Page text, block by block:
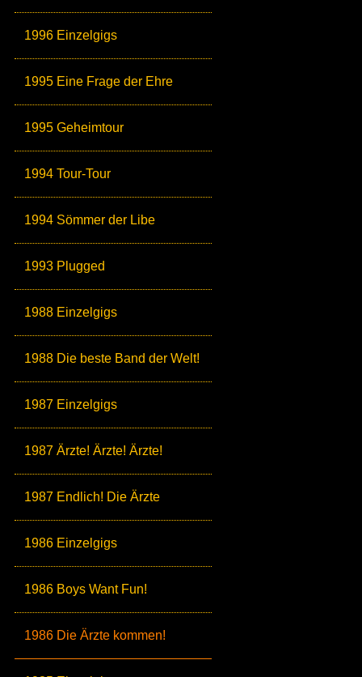
1996 Einzelgigs
1995 Eine Frage der Ehre
1995 Geheimtour
1994 Tour-Tour
1994 Sömmer der Libe
1993 Plugged
1988 Einzelgigs
1988 Die beste Band der Welt!
1987 Einzelgigs
1987 Ärzte! Ärzte! Ärzte!
1987 Endlich! Die Ärzte
1986 Einzelgigs
1986 Boys Want Fun!
1986 Die Ärzte kommen!